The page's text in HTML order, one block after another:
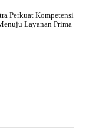
Perkuat Kompetensi
Layanan Prima